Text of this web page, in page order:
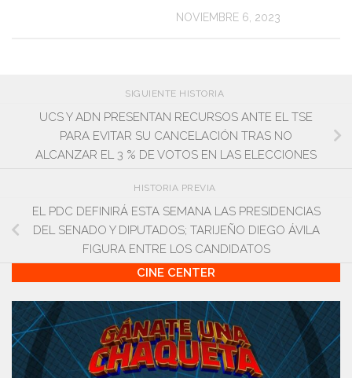
NOVIEMBRE 6, 2023
SIGUIENTE HISTORIA
UCS Y ADN PRESENTAN RECURSOS ANTE EL TSE
PARA EVITAR SU CANCELACIÓN TRAS NO
ALCANZAR EL 3 % DE VOTOS EN LAS ELECCIONES
HISTORIA PREVIA
EL PDC DEFINIRÁ ESTA SEMANA LAS PRESIDENCIAS
DEL SENADO Y DIPUTADOS; TARIJEÑO DIEGO ÁVILA
FIGURA ENTRE LOS CANDIDATOS
CINE CENTER